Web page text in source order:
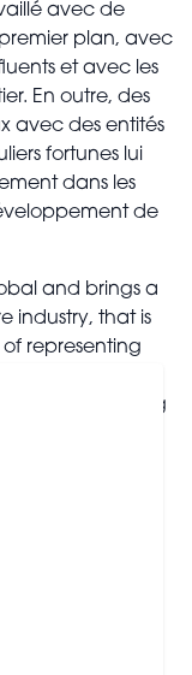
avec de
plan, avec
et avec les
En outre, des
avec des entités
fortunes lui
dans les
de
and brings a
industry, that is
representing
Roger
hotel operating
and public
government
keep him fully
development
et apporte